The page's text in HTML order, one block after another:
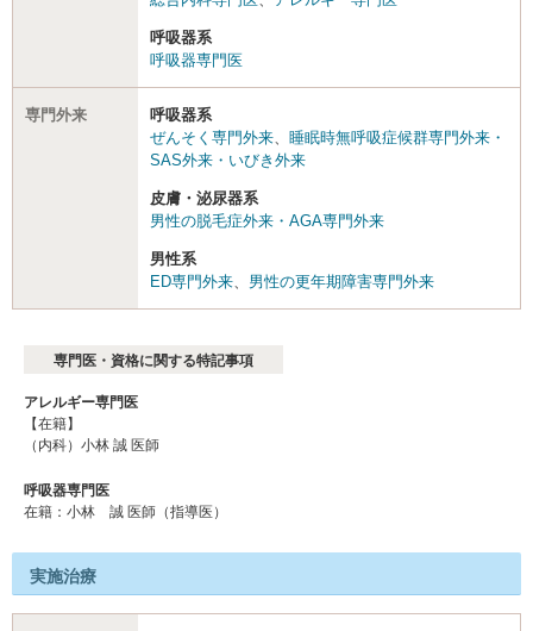
呼吸器系
呼吸器専門医
専門外来
呼吸器系
ぜんそく専門外来、 睡眠時無呼吸症候群専門外来・
SAS外来・いびき外来
皮膚・泌尿器系
男性の脱毛症外来・AGA専門外来
男性系
ED専門外来、 男性の更年期障害専門外来
専門医・資格に関する特記事項
アレルギー専門医
【在籍】
（内科）小林 誠 医師
呼吸器専門医
在籍：小林 誠 医師（指導医）
実施治療